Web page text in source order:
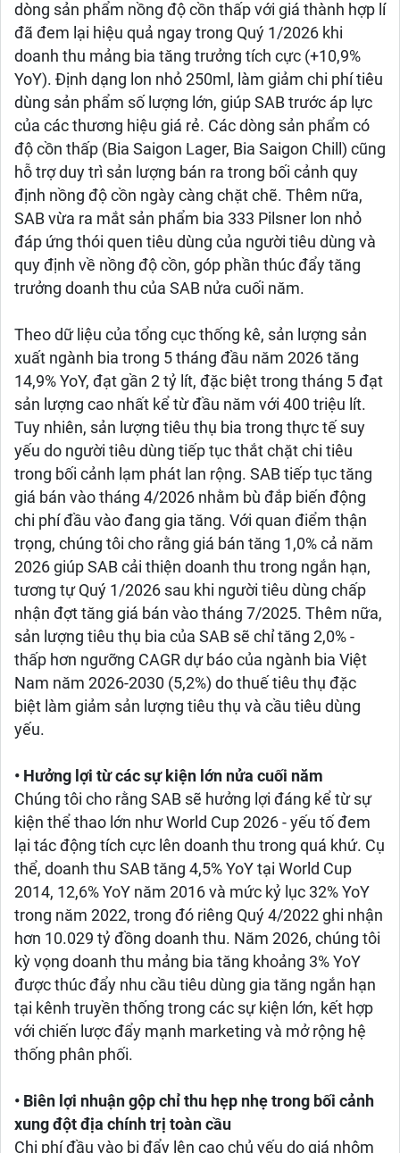
dòng sản phẩm nồng độ cồn thấp với giá thành hợp lí
đã đem lại hiệu quả ngay trong Quý 1/2026 khi
doanh thu mảng bia tăng trưởng tích cực (+10,9%
YoY). Định dạng lon nhỏ 250ml, làm giảm chi phí tiêu
dùng sản phẩm số lượng lớn, giúp SAB trước áp lực
của các thương hiệu giá rẻ. Các dòng sản phẩm có
độ cồn thấp (Bia Saigon Lager, Bia Saigon Chill) cũng
hỗ trợ duy trì sản lượng bán ra trong bối cảnh quy
định nồng độ cồn ngày càng chặt chẽ. Thêm nữa,
SAB vừa ra mắt sản phẩm bia 333 Pilsner lon nhỏ
đáp ứng thói quen tiêu dùng của người tiêu dùng và
quy định về nồng độ cồn, góp phần thúc đẩy tăng
trưởng doanh thu của SAB nửa cuối năm.
Theo dữ liệu của tổng cục thống kê, sản lượng sản
xuất ngành bia trong 5 tháng đầu năm 2026 tăng
14,9% YoY, đạt gần 2 tỷ lít, đặc biệt trong tháng 5 đạt
sản lượng cao nhất kể từ đầu năm với 400 triệu lít.
Tuy nhiên, sản lượng tiêu thụ bia trong thực tế suy
yếu do người tiêu dùng tiếp tục thắt chặt chi tiêu
trong bối cảnh lạm phát lan rộng. SAB tiếp tục tăng
giá bán vào tháng 4/2026 nhằm bù đắp biến động
chi phí đầu vào đang gia tăng. Với quan điểm thận
trọng, chúng tôi cho rằng giá bán tăng 1,0% cả năm
2026 giúp SAB cải thiện doanh thu trong ngắn hạn,
tương tự Quý 1/2026 sau khi người tiêu dùng chấp
nhận đợt tăng giá bán vào tháng 7/2025. Thêm nữa,
sản lượng tiêu thụ bia của SAB sẽ chỉ tăng 2,0% -
thấp hơn ngưỡng CAGR dự báo của ngành bia Việt
Nam năm 2026-2030 (5,2%) do thuế tiêu thụ đặc
biệt làm giảm sản lượng tiêu thụ và cầu tiêu dùng
yếu.
• Hưởng lợi từ các sự kiện lớn nửa cuối năm
Chúng tôi cho rằng SAB sẽ hưởng lợi đáng kể từ sự
kiện thể thao lớn như World Cup 2026 - yếu tố đem
lại tác động tích cực lên doanh thu trong quá khứ. Cụ
thể, doanh thu SAB tăng 4,5% YoY tại World Cup
2014, 12,6% YoY năm 2016 và mức kỷ lục 32% YoY
trong năm 2022, trong đó riêng Quý 4/2022 ghi nhận
hơn 10.029 tỷ đồng doanh thu. Năm 2026, chúng tôi
kỳ vọng doanh thu mảng bia tăng khoảng 3% YoY
được thúc đẩy nhu cầu tiêu dùng gia tăng ngắn hạn
tại kênh truyền thống trong các sự kiện lớn, kết hợp
với chiến lược đẩy mạnh marketing và mở rộng hệ
thống phân phối.
• Biên lợi nhuận gộp chỉ thu hẹp nhẹ trong bối cảnh
xung đột địa chính trị toàn cầu
Chi phí đầu vào bị đẩy lên cao chủ yếu do giá nhôm